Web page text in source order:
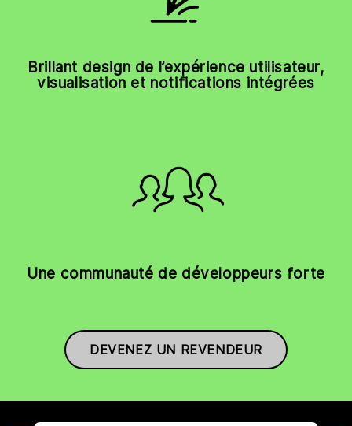
Brillant design de l’expérience utilisateur,
visualisation et notifications intégrées
Une communauté de développeurs forte
DEVENEZ UN REVENDEUR